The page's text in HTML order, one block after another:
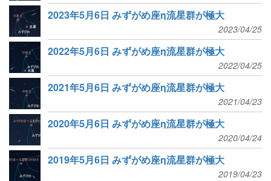
2023年5月6日 みずがめ座η流星群が極大
2023/04/25
2022年5月6日 みずがめ座η流星群が極大
2022/04/25
2021年5月6日 みずがめ座η流星群が極大
2021/04/23
2020年5月6日 みずがめ座η流星群が極大
2020/04/24
2019年5月6日 みずがめ座η流星群が極大
2019/04/23